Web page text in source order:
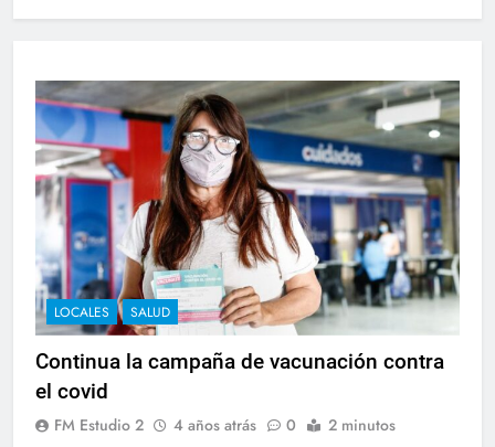
LOCALES SALUD
Continua la campaña de vacunación contra
el covid
FM Estudio 2 4 años atrás 0 2 minutos